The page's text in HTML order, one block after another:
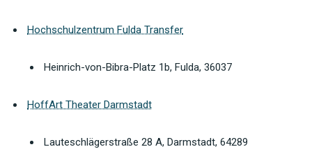
Hochschulzentrum Fulda Transfer
Heinrich-von-Bibra-Platz 1b, Fulda, 36037
HoffArt Theater Darmstadt
Lauteschlägerstraße 28 A, Darmstadt, 64289